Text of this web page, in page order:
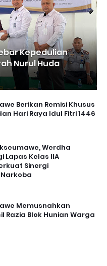
Kepedulian
Nurul Huda
Berikan Remisi Khusus
Hari Raya Idul Fitri 1446
Werdha
Lapas Kelas IIA
Sinergi
Memusnahkan
Razia Blok Hunian Warga